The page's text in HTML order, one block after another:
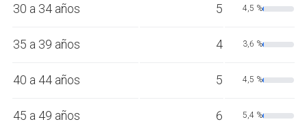
30 a 34 años 5 4,5 %
35 a 39 años 4 3,6 %
40 a 44 años 5 4,5 %
45 a 49 años 6 5,4 %